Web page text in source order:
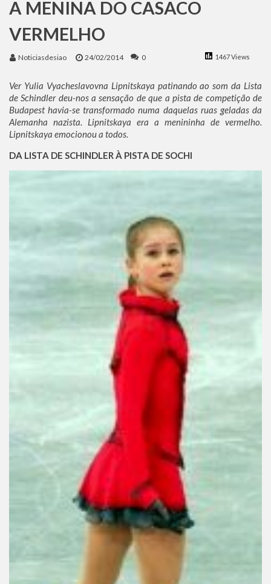
Benjamin Netanyahu faz discurso impactante no Congresso da JNS 2026
A MENINA DO CASACO
VERMELHO
Noticiasdesiao 24/02/2014 1467 Views
0
Ver Yulia Vyacheslavovna Lipnitskaya patinando ao som da Lista
de Schindler deu-nos a sensação de que a pista de competição de
Budapest havia-se transformado numa daquelas ruas geladas da
Alemanha nazista. Lipnitskaya era a menininha de vermelho.
Lipnitskaya emocionou a todos.
DA LISTA DE SCHINDLER À PISTA DE SOCHI